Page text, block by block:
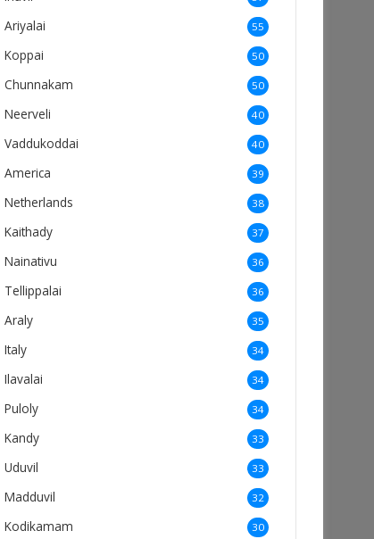
Ariyalai 55
Koppai 50
Chunnakam 50
Neerveli 40
Vaddukoddai 40
America 39
Netherlands 38
Kaithady 37
Nainativu 36
Tellippalai 36
Araly 35
Italy 34
Ilavalai 34
Puloly 34
Kandy 33
Uduvil 33
Madduvil 32
Kodikamam 30